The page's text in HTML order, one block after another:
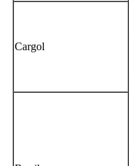
Cargol